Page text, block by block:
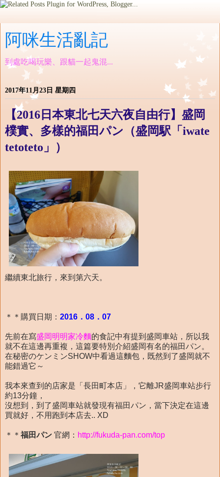
阿咪生活亂記
到處吃喝玩樂、跟貓一起鬼混...
2017年11月23日 星期四
【2016日本東北七天六夜自由行】盛岡
樸實、多樣的福田パン（盛岡駅「iwate
tetoteto」）
繼續東北旅行，來到第六天。
＊＊購買日期： 2016．08．07
先前在寫盛岡明明家冷麵的食記中有提到盛岡車站，所以我
就不在這邊再重複，這篇要特別介紹盛岡有名的福田パン。
在秘密のケンミンSHOW中看過這麵包，既然到了盛岡就不
能錯過它～
我本來查到的店家是「長田町本店」，它離JR盛岡車站步行
約13分鐘，
沒想到，到了盛岡車站就發現有福田パン，當下決定在這邊
買就好，不用跑到本店去.. XD
＊＊ 福田パン 官網： http://fukuda-pan.com/top